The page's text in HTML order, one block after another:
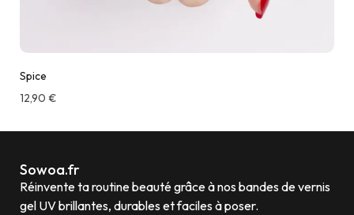
Spice
12,90 €
Sowoa.fr
Réinvente ta routine beauté grâce à nos bandes de vernis
gel UV brillantes, durables et faciles à poser.